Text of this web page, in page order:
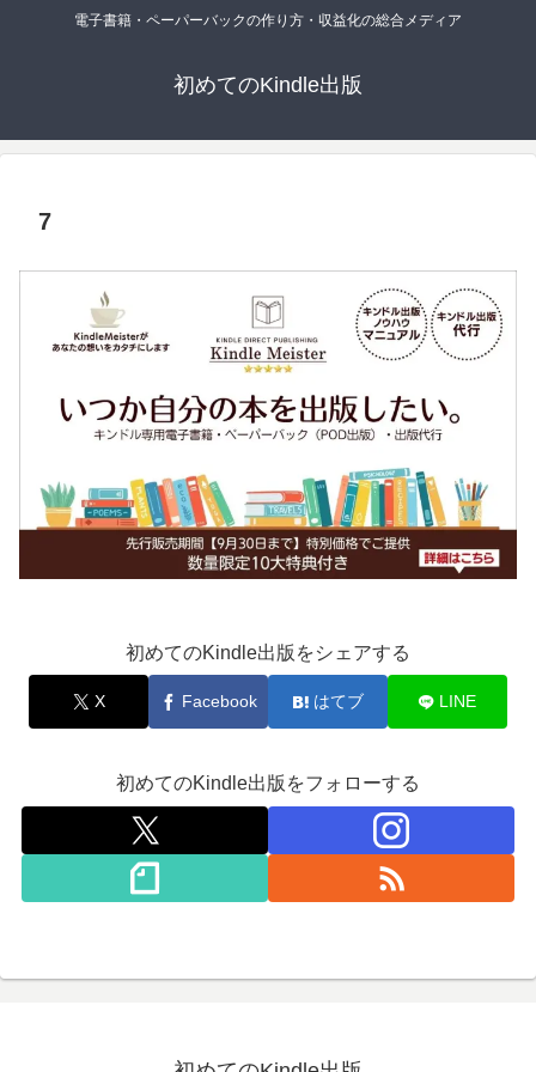
電子書籍・ペーパーバックの作り方・収益化の総合メディア
初めてのKindle出版
7
初めてのKindle出版をシェアする
X Facebook はてブ LINE
初めてのKindle出版をフォローする